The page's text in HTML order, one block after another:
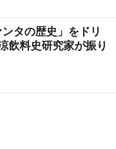
イスティーなど
格的にも満足感
に移せるので、
と一緒におうち
タの歴史」をドリ
飲料史研究家が振り